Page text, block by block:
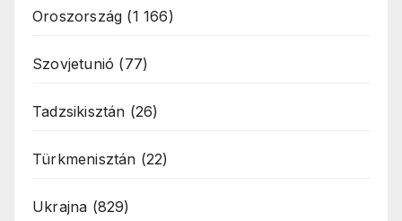
Oroszország (1 166)
Szovjetunió (77)
Tadzsikisztán (26)
Türkmenisztán (22)
Ukrajna (829)